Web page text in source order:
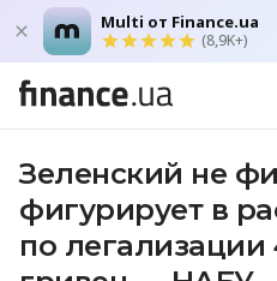
Multi от Finance.ua
(8,9K+)
Зеленский не
фигурирует в
по легализации